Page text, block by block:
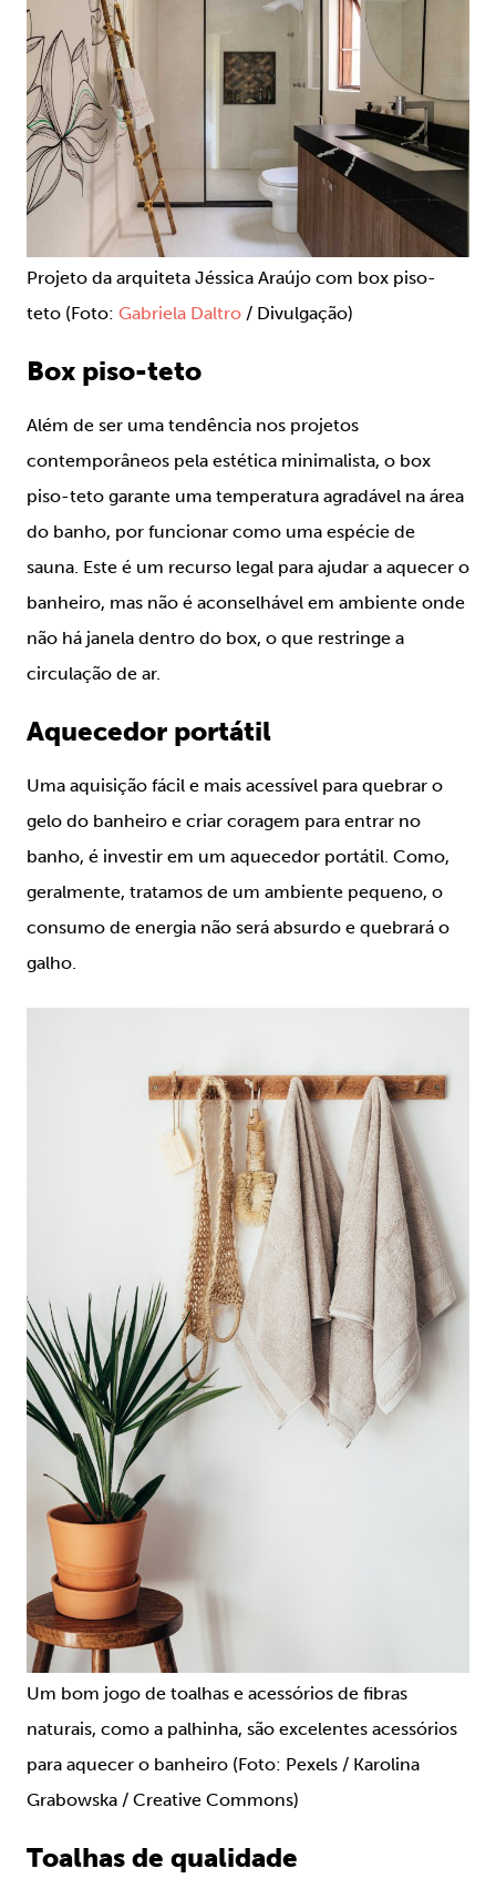
Projeto da arquiteta Jéssica Araújo com box piso-
teto (Foto: Gabriela Daltro / Divulgação)
Box piso-teto
Além de ser uma tendência nos projetos
contemporâneos pela estética minimalista, o box
piso-teto garante uma temperatura agradável na área
do banho, por funcionar como uma espécie de
sauna. Este é um recurso legal para ajudar a aquecer o
banheiro, mas não é aconselhável em ambiente onde
não há janela dentro do box, o que restringe a
circulação de ar.
Aquecedor portátil
Uma aquisição fácil e mais acessível para quebrar o
gelo do banheiro e criar coragem para entrar no
banho, é investir em um aquecedor portátil. Como,
geralmente, tratamos de um ambiente pequeno, o
consumo de energia não será absurdo e quebrará o
galho.
Um bom jogo de toalhas e acessórios de fibras
naturais, como a palhinha, são excelentes acessórios
para aquecer o banheiro (Foto: Pexels / Karolina
Grabowska / Creative Commons)
Toalhas de qualidade